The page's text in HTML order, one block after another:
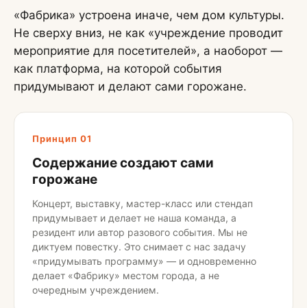
«Фабрика» устроена иначе, чем дом культуры.
Не сверху вниз, не как «учреждение проводит
мероприятие для посетителей», а наоборот —
как платформа, на которой события
придумывают и делают сами горожане.
Принцип 01
Содержание создают сами
горожане
Концерт, выставку, мастер-класс или стендап
придумывает и делает не наша команда, а
резидент или автор разового события. Мы не
диктуем повестку. Это снимает с нас задачу
«придумывать программу» — и одновременно
делает «Фабрику» местом города, а не
очередным учреждением.